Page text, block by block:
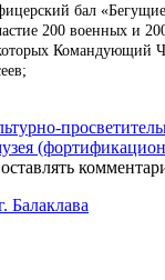
бал
200 военных и
Командующий